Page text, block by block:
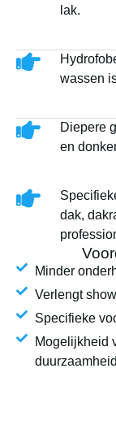
lak.
wassen
Diepere
en
dak,
Minder
Verlengt
Specifieke
Mogelijkheid
duurzaamheid